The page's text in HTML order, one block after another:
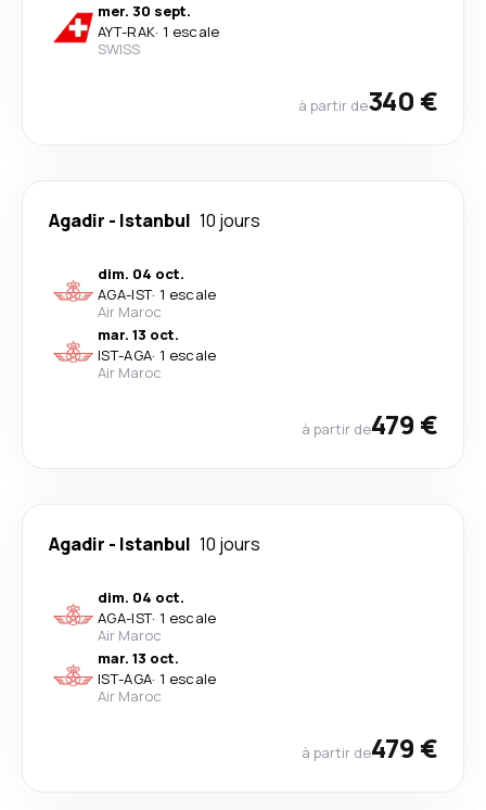
mer. 30 sept.
AYT-RAK· 1 escale
SWISS
à partir de340 €
Agadir - Istanbul 10 jours
dim. 04 oct.
AGA-IST· 1 escale
Air Maroc
mar. 13 oct.
IST-AGA· 1 escale
Air Maroc
à partir de479 €
Agadir - Istanbul 10 jours
dim. 04 oct.
AGA-IST· 1 escale
Air Maroc
mar. 13 oct.
IST-AGA· 1 escale
Air Maroc
à partir de479 €